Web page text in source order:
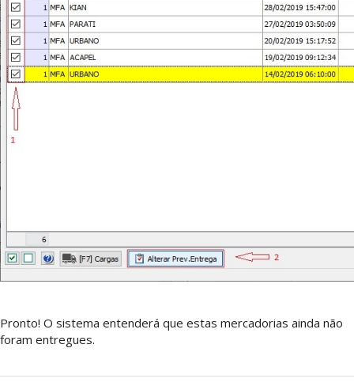
Pronto! O sistema entenderá que estas mercadorias ainda não
foram entregues.